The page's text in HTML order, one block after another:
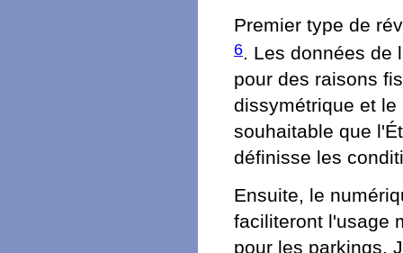
Premier type de
6. Les données de
pour des raisons
dissymétrique et
souhaitable que
définisse les
Ensuite, le
faciliteront l'usage
pour les parkings.